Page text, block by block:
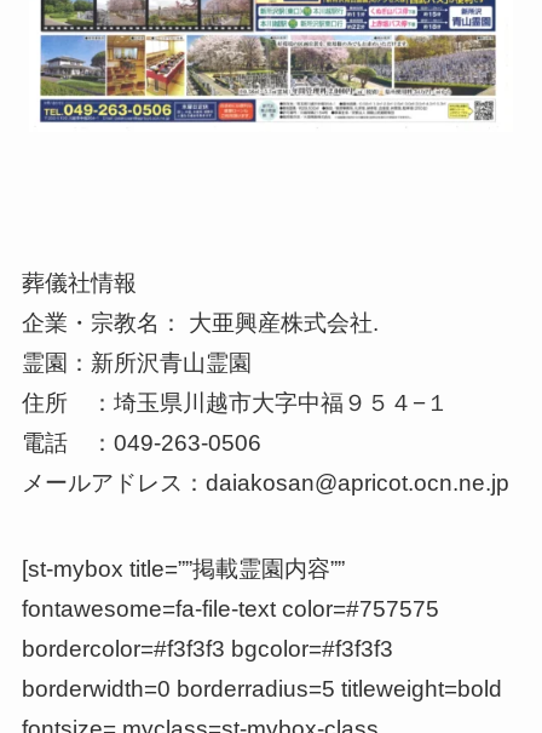
葬儀社情報
企業・宗教名： 大亜興産株式会社.
霊園：新所沢青山霊園
住所 ：埼玉県川越市大字中福９５４−１
電話 ：049-263-0506
メールアドレス：daiakosan@apricot.ocn.ne.jp
[st-mybox title=””掲載霊園内容””
fontawesome=fa-file-text color=#757575
bordercolor=#f3f3f3 bgcolor=#f3f3f3
borderwidth=0 borderradius=5 titleweight=bold